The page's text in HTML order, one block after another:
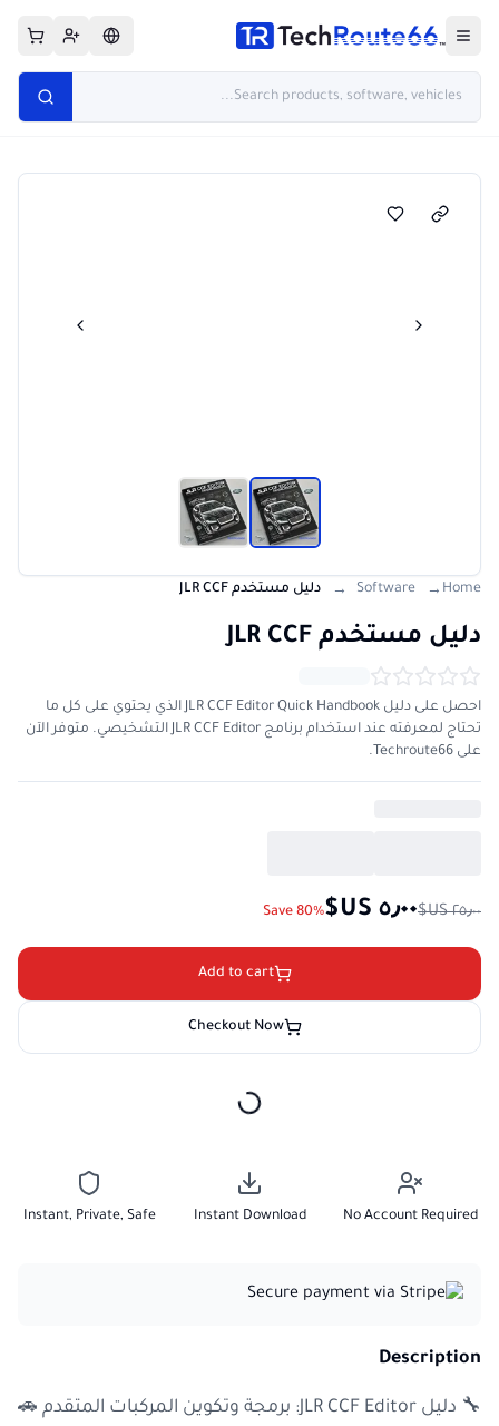
Home
→
Software
→ دليل مستخدم JLR CCF
دليل مستخدم JLR CCF
احصل على دليل JLR CCF Editor Quick Handbook الذي يحتوي على كل ما
تحتاج لمعرفته عند استخدام برنامج JLR CCF Editor التشخيصي. متوفر الآن
على Techroute66.
Save 80%
Add to cart
Checkout Now
No Account Required
Instant Download
Instant, Private, Safe
Description
🔧 دليل JLR CCF Editor: برمجة وتكوين المركبات المتقدم 🚗